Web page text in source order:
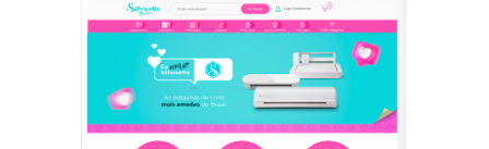
Léia Pastori